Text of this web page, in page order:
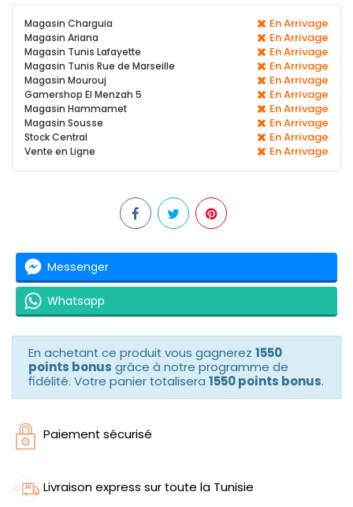
Magasin Charguia En Arrivage
Magasin Ariana En Arrivage
Magasin Tunis Lafayette En Arrivage
Magasin Tunis Rue de Marseille En Arrivage
Magasin Mourouj En Arrivage
Gamershop El Menzah 5 En Arrivage
Magasin Hammamet En Arrivage
Magasin Sousse En Arrivage
Stock Central En Arrivage
Vente en Ligne En Arrivage
Messenger
Whatsapp
En achetant ce produit vous gagnerez 1550
points bonus grâce à notre programme de
fidélité. Votre panier totalisera 1550 points bonus.
Paiement sécurisé
Livraison express sur toute la Tunisie